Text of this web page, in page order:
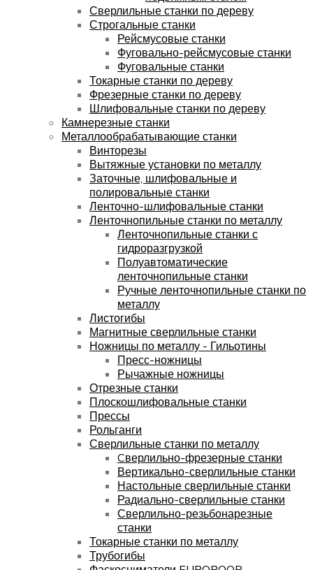
Сверлильные станки по дереву
Строгальные станки
Рейсмусовые станки
Фуговально-рейсмусовые станки
Фуговальные станки
Токарные станки по дереву
Фрезерные станки по дереву
Шлифовальные станки по дереву
Камнерезные станки
Металлообрабатывающие станки
Винторезы
Вытяжные установки по металлу
Заточные, шлифовальные и
полировальные станки
Ленточно-шлифовальные станки
Ленточнопильные станки по металлу
Ленточнопильные станки с
гидроразгрузкой
Полуавтоматические
ленточнопильные станки
Ручные ленточнопильные станки по
металлу
Листогибы
Магнитные сверлильные станки
Ножницы по металлу - Гильотины
Пресс-ножницы
Рычажные ножницы
Отрезные станки
Плоскошлифовальные станки
Прессы
Рольганги
Сверлильные станки по металлу
Cверлильно-фрезерные станки
Вертикально-сверлильные станки
Настольные сверлильные станки
Радиально-сверлильные станки
Сверлильно-резьбонарезные
станки
Токарные станки по металлу
Трубогибы